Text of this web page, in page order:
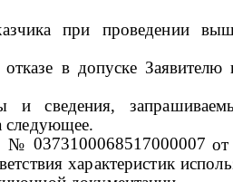
при проведении
в допускеЗаявителю
и сведения,
следующее.
№ 0373100068517000007
характеристик